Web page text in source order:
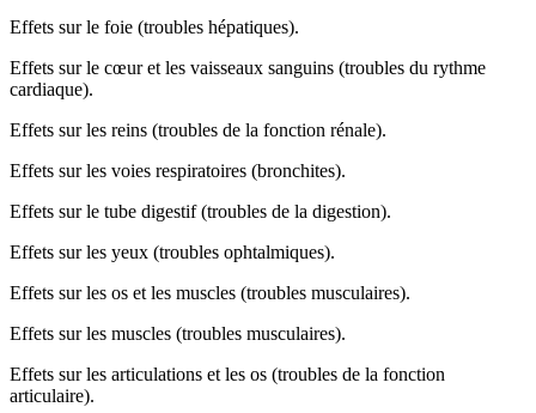
Effets sur le foie (troubles hépatiques).
Effets sur le cœur et les vaisseaux sanguins (troubles du rythme
cardiaque).
Effets sur les reins (troubles de la fonction rénale).
Effets sur les voies respiratoires (bronchites).
Effets sur le tube digestif (troubles de la digestion).
Effets sur les yeux (troubles ophtalmiques).
Effets sur les os et les muscles (troubles musculaires).
Effets sur les muscles (troubles musculaires).
Effets sur les articulations et les os (troubles de la fonction
articulaire).